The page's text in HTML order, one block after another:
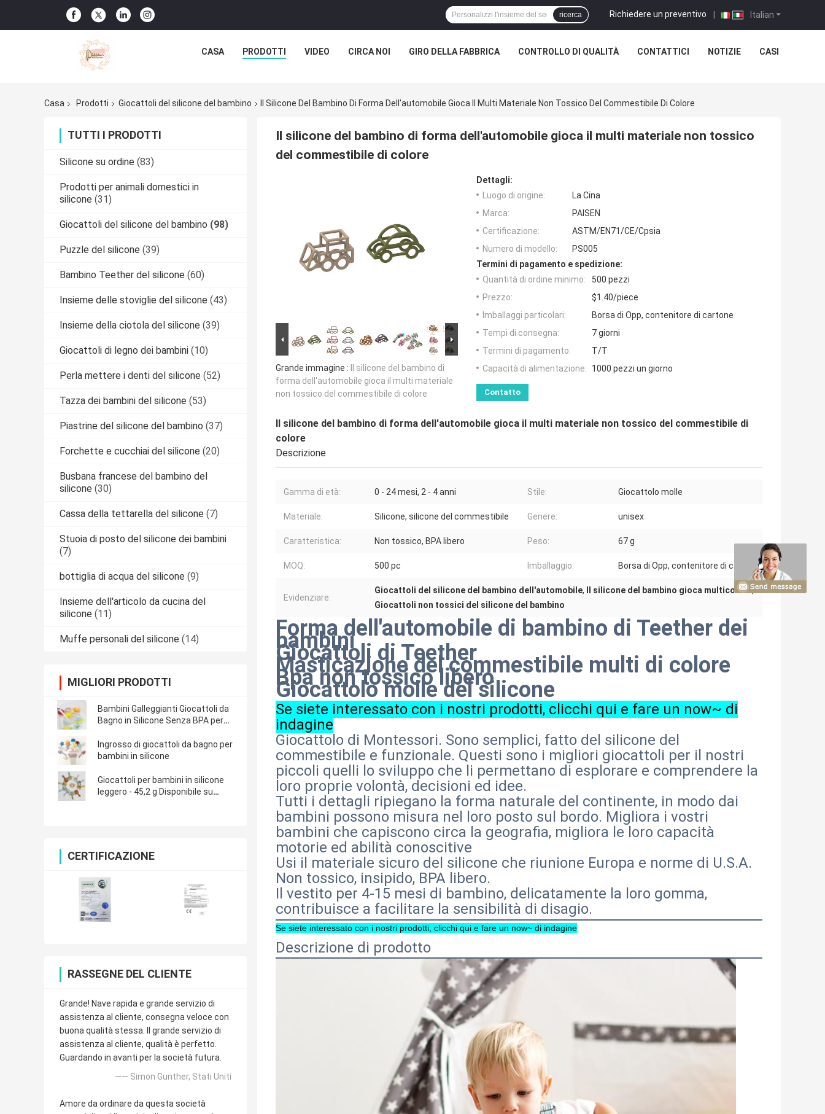
Italian
Richiedere un preventivo |
ricerca
CASA PRODOTTI VIDEO CIRCA NOI GIRO DELLA FABBRICA CONTROLLO DI QUALITÀ CONTATTICI NOTIZIE CASI
Casa Prodotti Giocattoli del silicone del bambino Il Silicone Del Bambino Di Forma Dell'automobile Gioca Il Multi Materiale Non Tossico Del Commestibile Di Colore
TUTTI I PRODOTTI
Silicone su ordine (83)
Prodotti per animali domestici in
silicone (31)
Giocattoli del silicone del bambino (98)
Puzzle del silicone (39)
Bambino Teether del silicone (60)
Insieme delle stoviglie del silicone (43)
Insieme della ciotola del silicone (39)
Giocattoli di legno dei bambini (10)
Perla mettere i denti del silicone (52)
Tazza dei bambini del silicone (53)
Piastrine del silicone del bambino (37)
Forchette e cucchiai del silicone (20)
Busbana francese del bambino del
silicone (30)
Cassa della tettarella del silicone (7)
Stuoia di posto del silicone dei bambini
(7)
bottiglia di acqua del silicone (9)
Insieme dell'articolo da cucina del
silicone (11)
Muffe personali del silicone (14)
MIGLIORI PRODOTTI
Bambini Galleggianti Giocattoli da
Bagno in Silicone Senza BPA per
Ingrosso di giocattoli da bagno per
bambini in silicone
Giocattoli per bambini in silicone
leggero - 45,2 g Disponibile su
CERTIFICAZIONE
RASSEGNE DEL CLIENTE
Grande! Nave rapida e grande servizio di
assistenza al cliente, consegna veloce con
buona qualità stessa. Il grande servizio di
assistenza al cliente, qualità è perfetto.
Guardando in avanti per la società futura.
—— Simon Gunther, Stati Uniti
Amore da ordinare da questa società
Il silicone del bambino di forma dell'automobile gioca il multi materiale non tossico
del commestibile di colore
Grande immagine :
Il silicone del bambino di
forma dell'automobile gioca il multi materiale
non tossico del commestibile di colore
Dettagli:
Luogo di origine:
La Cina
Marca:
PAISEN
Certificazione:
ASTM/EN71/CE/Cpsia
Numero di modello:
PS005
Termini di pagamento e spedizione:
Quantità di ordine minimo:
500 pezzi
Prezzo:
$1.40/piece
Imballaggi particolari:
Borsa di Opp, contenitore di cartone
Tempi di consegna:
7 giorni
Termini di pagamento:
T/T
Capacità di alimentazione:
1000 pezzi un giorno
Contatto
Il silicone del bambino di forma dell'automobile gioca il multi materiale non tossico del commestibile di
colore
Descrizione
Gamma di età: 0 - 24 mesi, 2 - 4 anni Stile: Giocattolo molle
Materiale: Silicone, silicone del commestibile Genere: unisex
Caratteristica: Non tossico, BPA libero Peso: 67 g
MOQ: 500 pc Imballaggio: Borsa di Opp, contenitore di cartone
Evidenziare:
Giocattoli del silicone del bambino dell'automobile, Il silicone del bambino gioca multicolore,
Giocattoli non tossici del silicone del bambino
Forma dell'automobile di bambino di Teether dei
bambini
Giocattoli di Teether
Masticazione del commestibile multi di colore
Bpa non tossico libero
Giocattolo molle del silicone
Se siete interessato con i nostri prodotti, clicchi qui e fare un now~ di
indagine
Giocattolo di Montessori. Sono semplici, fatto del silicone del
commestibile e funzionale. Questi sono i migliori giocattoli per il nostri
piccoli quelli lo sviluppo che li permettano di esplorare e comprendere la
loro proprie volontà, decisioni ed idee.
Tutti i dettagli ripiegano la forma naturale del continente, in modo dai
bambini possono misura nel loro posto sul bordo. Migliora i vostri
bambini che capiscono circa la geografia, migliora le loro capacità
motorie ed abilità conoscitive
Usi il materiale sicuro del silicone che riunione Europa e norme di U.S.A.
Non tossico, insipido, BPA libero.
Il vestito per 4-15 mesi di bambino, delicatamente la loro gomma,
contribuisce a facilitare la sensibilità di disagio.
Se siete interessato con i nostri prodotti, clicchi qui e fare un now~ di indagine
Descrizione di prodotto